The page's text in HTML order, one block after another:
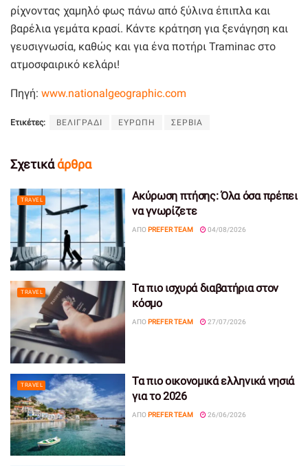
ρίχνοντας χαμηλό φως πάνω από ξύλινα έπιπλα και
βαρέλια γεμάτα κρασί. Κάντε κράτηση για ξενάγηση και
γευσιγνωσία, καθώς και για ένα ποτήρι Traminac στο
ατμοσφαιρικό κελάρι!
Πηγή: www.nationalgeographic.com
Ετικέτες: ΒΕΛΙΓΡΑΔΙ ΕΥΡΩΠΗ ΣΕΡΒΙΑ
Σχετικάάρθρα
TRAVEL
Ακύρωση πτήσης: Όλα όσα πρέπει
να γνωρίζετε
ΑΠΌ PREFER TEAM 04/08/2026
TRAVEL
Τα πιο ισχυρά διαβατήρια στον
κόσμο
ΑΠΌ PREFER TEAM 27/07/2026
TRAVEL
Τα πιο οικονομικά ελληνικά νησιά
για το 2026
ΑΠΌ PREFER TEAM 26/06/2026